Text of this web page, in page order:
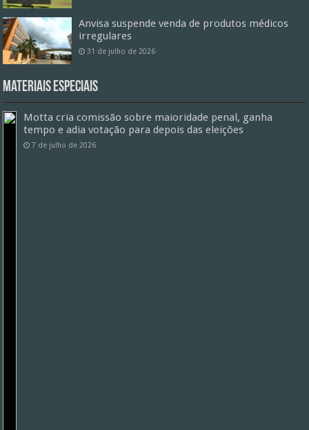
Anvisa suspende venda de produtos médicos
irregulares
31 de julho de 2026
Materiais especiais
Motta cria comissão sobre maioridade penal, ganha
tempo e adia votação para depois das eleições
7 de julho de 2026